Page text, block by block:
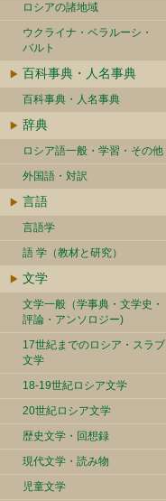
ロシアの諸地域
ウクライナ・ベラルーシ・
バルト
百科事典・人名事典
百科事典・人名事典
辞典
ロシア語一般・学習・その他
外国語・対訳
言語
言語学
語 学（教材と研究）
文学
文学一般（学事典・文学史・
評論・アンソロジー)
17世紀までのロシア・スラブ
文学
18-19世紀ロシア文学
20世紀ロシア文学
歴史文学・回想録
現代文学・読み物
児童文学